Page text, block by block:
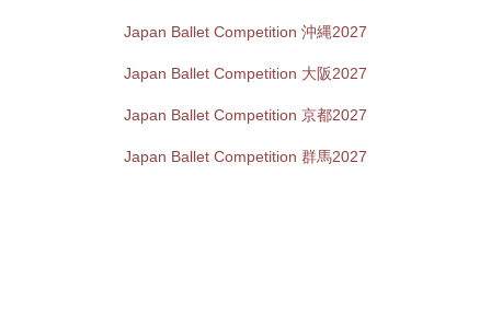
Japan Ballet Competition 沖縄2027
Japan Ballet Competition 大阪2027
Japan Ballet Competition 京都2027
Japan Ballet Competition 群馬2027